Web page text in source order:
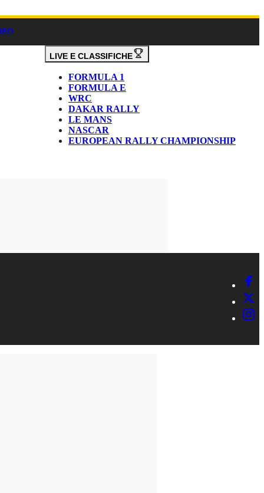
LIVE E CLASSIFICHE
FORMULA 1
FORMULA E
WRC
DAKAR RALLY
LE MANS
NASCAR
EUROPEAN RALLY CHAMPIONSHIP